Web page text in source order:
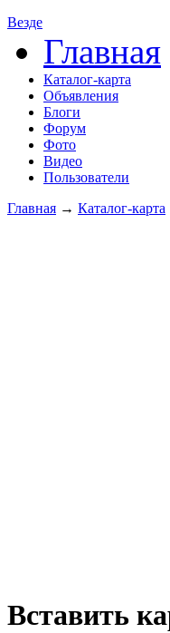
Везде
Главная
Каталог-карта
Объявления
Блоги
Форум
Фото
Видео
Пользователи
Главная → Каталог-карта
Вставить